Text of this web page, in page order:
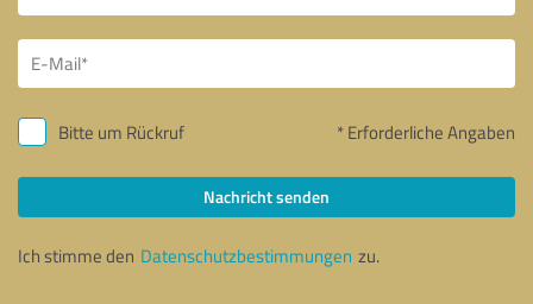
Bitte um Rückruf * Erforderliche Angaben
Nachricht senden
Ich stimme den Datenschutzbestimmungen zu.